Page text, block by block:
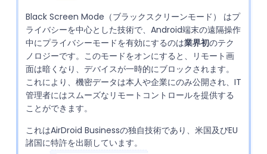
Black Screen Mode（ブラックスクリーンモード） はプ
ライバシーを中心とした技術で、Android端末の遠隔操作
中にプライバシーモードを有効にするのは業界初のテク
ノロジーです。このモードをオンにすると、リモート画
面は暗くなり、デバイスが一時的にブロックされます。
これにより、機密データは本人や企業にのみ公開され、IT
管理者にはスムーズなリモートコントロールを提供する
ことができます。
これはAirDroid Businessの独自技術であり、米国及びEU
諸国に特許を出願しています。